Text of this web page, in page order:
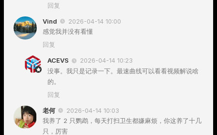
回复
Vind
2026-04-14 10:00
感觉我并没有看懂
回复
ACEVS
2026-04-14 10:23
没事。我只是记录一下。最速曲线可以看看视频解说啥
的。
回复
老何
2026-04-14 10:03
我养了 2 只鹦鹉，每天打扫卫生都嫌麻烦，你这养了十几
只，厉害